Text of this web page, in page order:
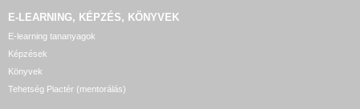
E-LEARNING, KÉPZÉS, KÖNYVEK
E-learning tananyagok
Képzések
Könyvek
Tehetség Piactér (mentorálás)